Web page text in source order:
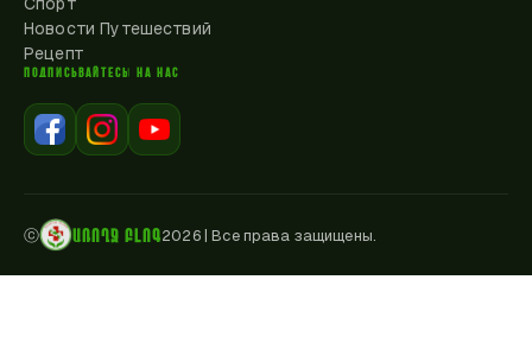
Новости Путешествий
Рецепт
ПОДПИСЫВАЙТЕСЬ НА НАС
ⓒ ԱՌՈՂՋ ԲԼՈԳ2026|Все права защищены.